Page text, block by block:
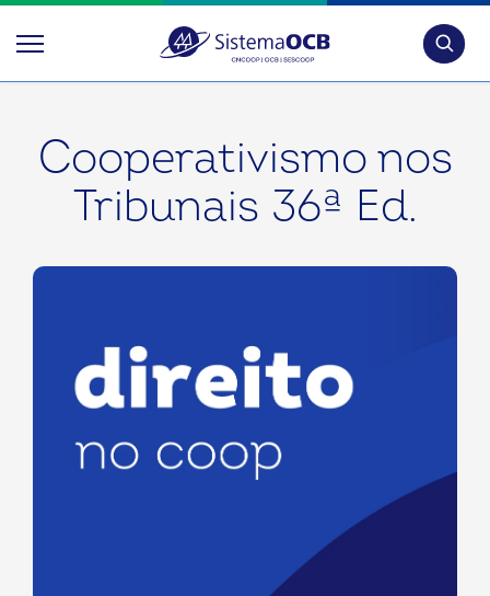
Cooperativismo nos
Tribunais 36ª Ed.